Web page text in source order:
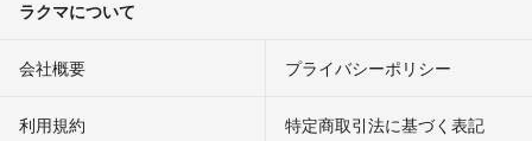
ラクマについて
会社概要 プライバシーポリシー
利用規約 特定商取引法に基づく表記